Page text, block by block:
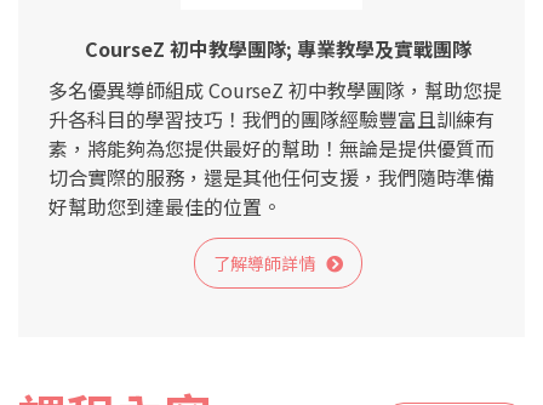
CourseZ 初中教學團隊; 專業教學及實戰團隊
多名優異導師組成 CourseZ 初中教學團隊，幫助您提
升各科目的學習技巧！我們的團隊經驗豐富且訓練有
素，將能夠為您提供最好的幫助！無論是提供優質而
切合實際的服務，還是其他任何支援，我們隨時準備
好幫助您到達最佳的位置。
了解導師詳情